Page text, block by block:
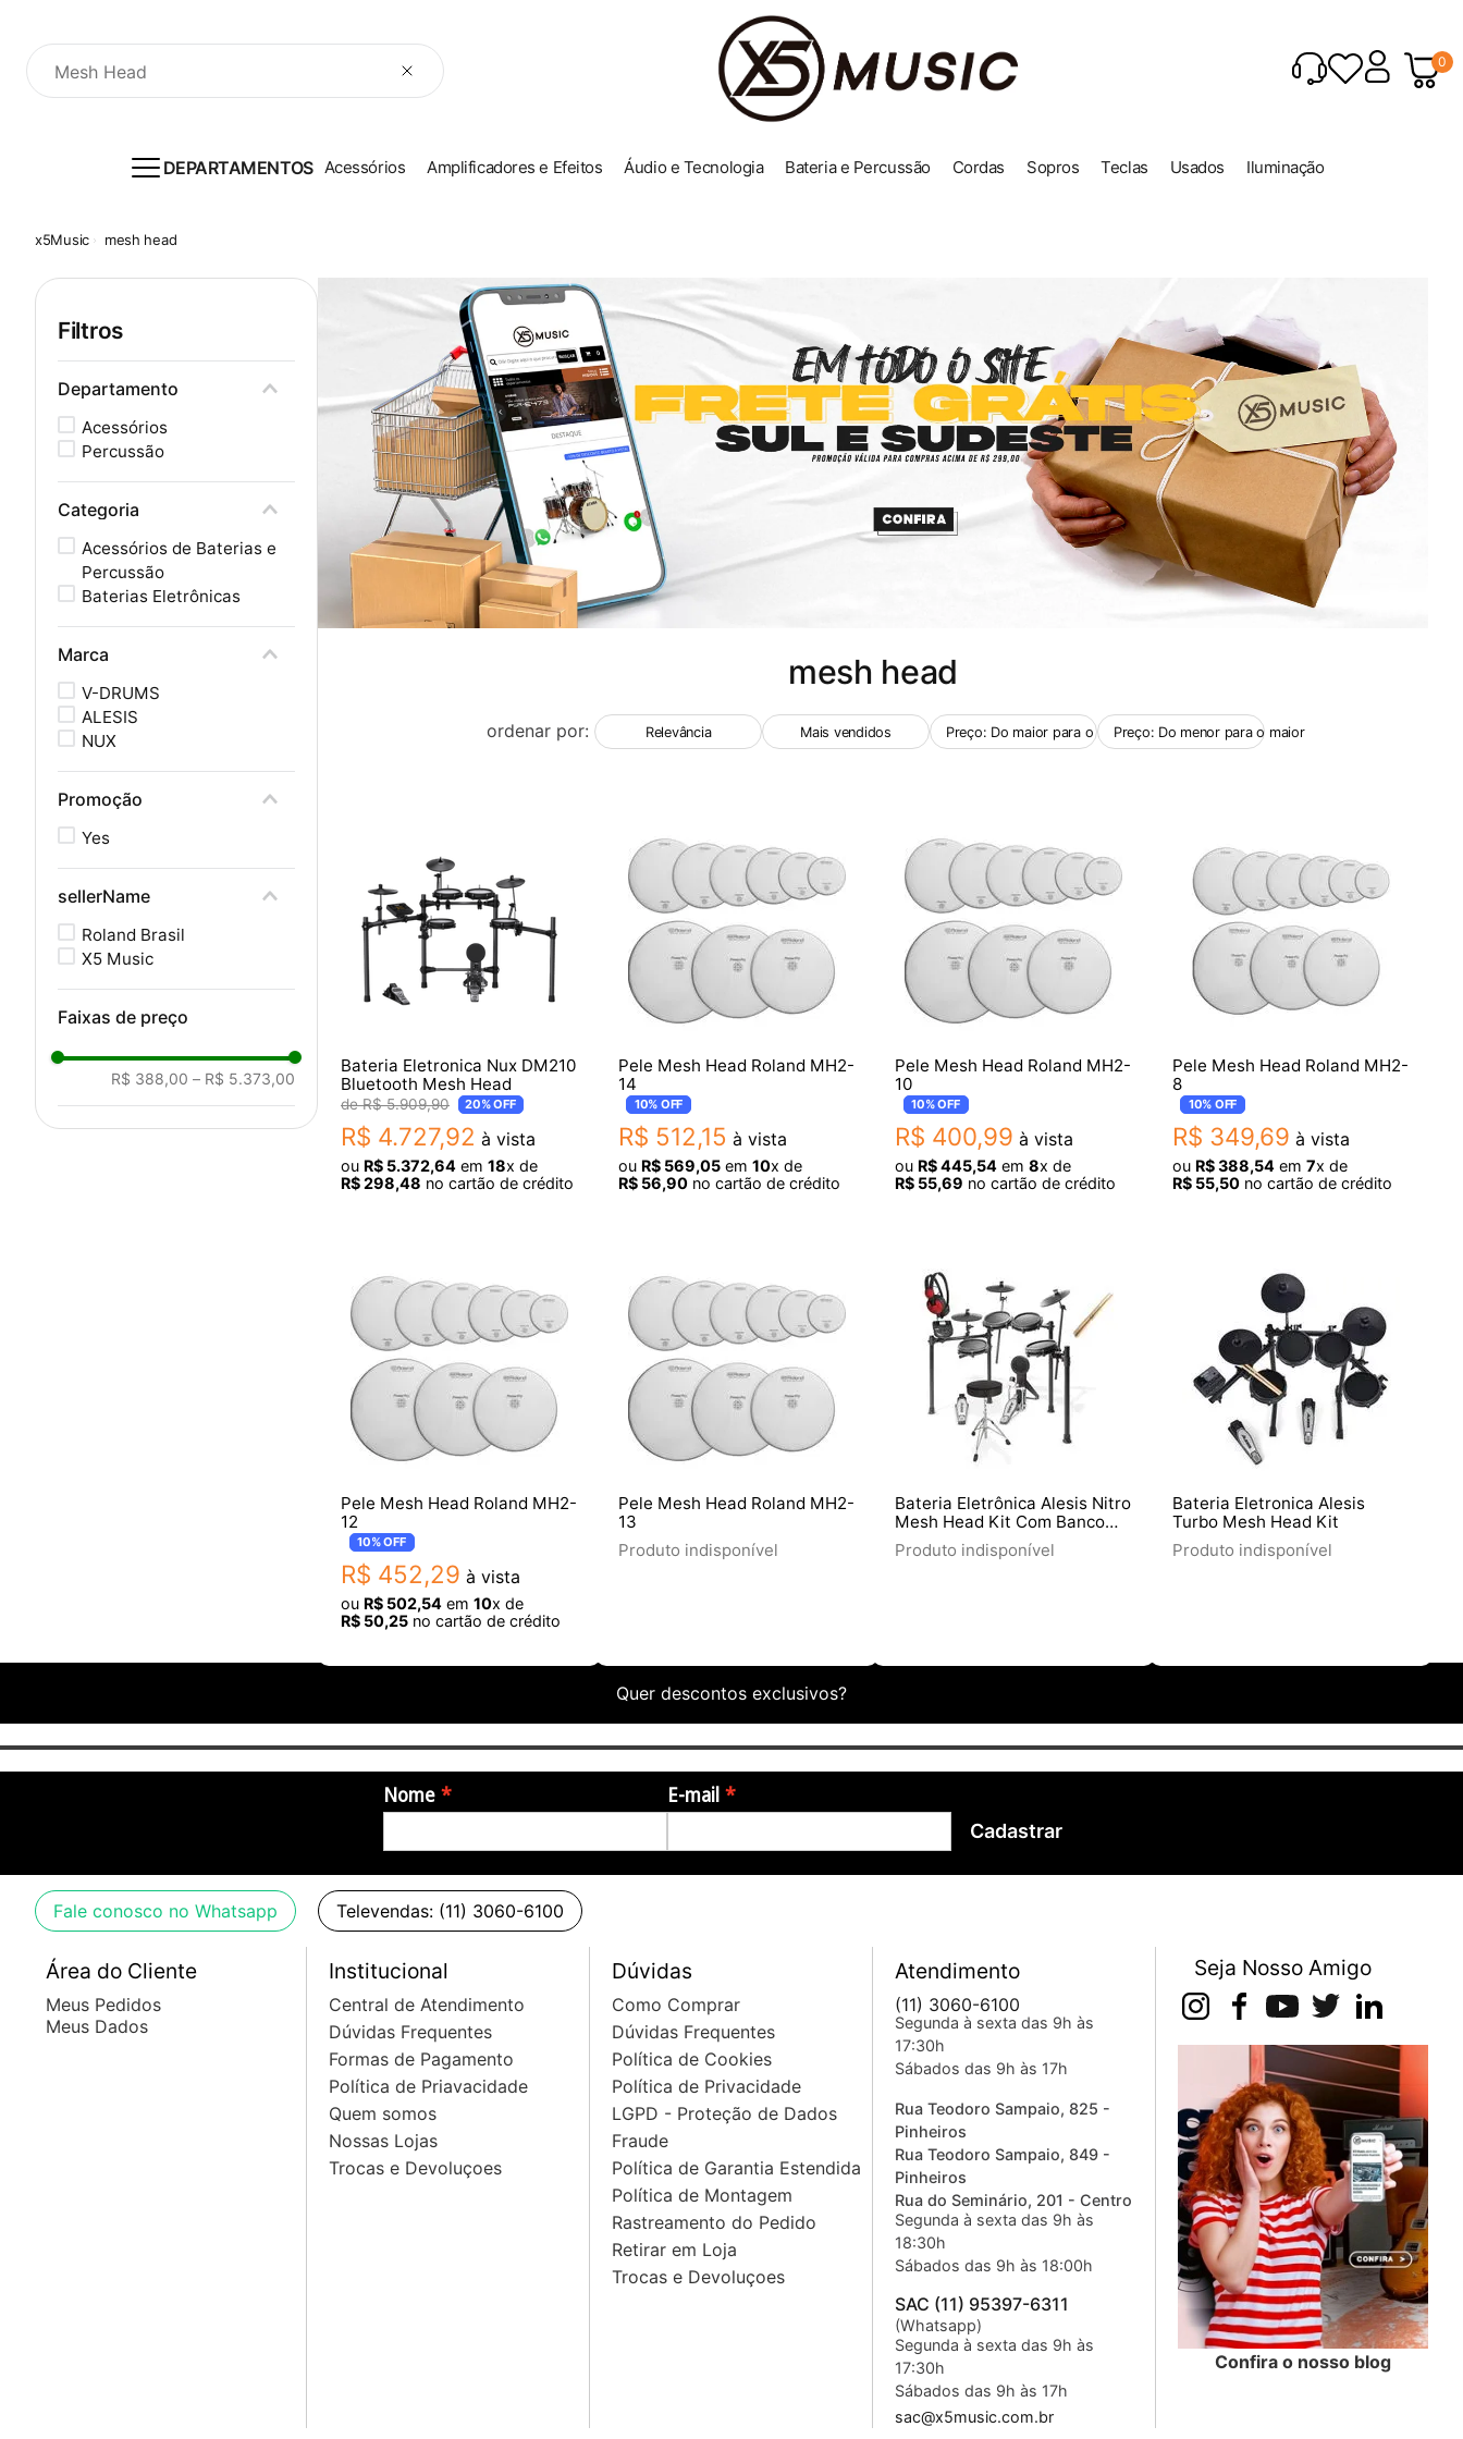
O que você procura? 0
DEPARTAMENTOS Acessórios Amplificadores e Efeitos Áudio e Tecnologia Bateria e Percussão Cordas Sopros Teclas Usados Iluminação
mesh head
Filtros
Departamento
Acessórios
Percussão
Categoria
Acessórios de Baterias e
Percussão
Baterias Eletrônicas
Marca
V-DRUMS
ALESIS
NUX
Promoção
Yes
sellerName
Roland Brasil
X5 Music
Faixas de preço
R$ 388,00 – R$ 5.373,00
mesh head
ordenar por: Relevância Mais vendidos Preço: Do maior para o menorPreço: Do menor para o maior
Bateria Eletronica Nux DM210
Bluetooth Mesh Head
R$ 5.909,90 20%OFF
R$ 4.727,92 à vista
ou R$ 5.372,64 em 18x de
R$298,48 no cartão de crédito
Pele Mesh Head Roland MH2-
14
10% OFF
R$ 512,15 à vista
ou R$ 569,05em 10x de
R$ 56,90no cartão de crédito
Pele Mesh Head Roland MH2-
10
10%OFF
R$ 400,99 à vista
ou R$445,54 em 8x de
R$ 55,69 no cartão de crédito
Pele Mesh Head Roland MH2-
8
10% OFF
R$ 349,69 à vista
ou R$ 388,54em 7x de
R$ 55,50no cartão de crédito
Pele Mesh Head Roland MH2-
12
10%OFF
R$ 452,29 à vista
ou R$ 502,54 em 10x de
R$ 50,25 no cartão de crédito
Pele Mesh Head Roland MH2-
13
Produto indisponível
Bateria Eletrônica Alesis Nitro
Mesh Head Kit Com Banco
Fone E Baquetas
Produto indisponível
Bateria Eletronica Alesis
Turbo Mesh Head Kit
Produto indisponível
Quer descontos exclusivos?
Nome E-mail
Cadastrar
Fale conosco no Whatsapp Televendas: (11) 3060-6100
Área do Cliente
Meus Pedidos
Meus Dados
Institucional
Central de Atendimento
Dúvidas Frequentes
Formas de Pagamento
Política de Priavacidade
Quem somos
Nossas Lojas
Trocas e Devoluçoes
Dúvidas
Como Comprar
Dúvidas Frequentes
Política de Cookies
Política de Privacidade
LGPD - Proteção de Dados
Fraude
Política de Garantia Estendida
Política de Montagem
Rastreamento do Pedido
Retirar em Loja
Trocas e Devoluçoes
Atendimento
(11) 3060-6100
Segunda à sexta das 9h às
17:30h
Sábados das 9h às 17h
Rua Teodoro Sampaio, 825 -
Pinheiros
Rua Teodoro Sampaio, 849 -
Pinheiros
Rua do Seminário, 201 - Centro
Segunda à sexta das 9h às
18:30h
Sábados das 9h às 18:00h
SAC (11) 95397-6311
(Whatsapp)
Segunda à sexta das 9h às
17:30h
Sábados das 9h às 17h
sac@x5music.com.br
Seja Nosso Amigo
Confira o nosso blog